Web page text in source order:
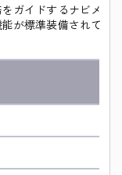
ガイドするナビメ
が標準装備されて